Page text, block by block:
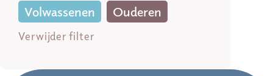
Volwassenen
Ouderen
Verwijder filter